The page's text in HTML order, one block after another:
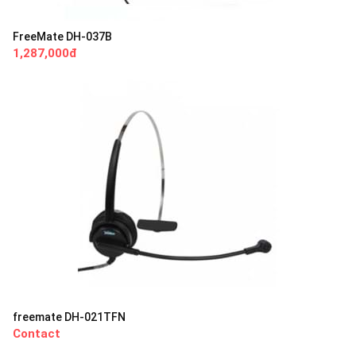
FreeMate DH-037B
1,287,000đ
freemate DH-021TFN
Contact